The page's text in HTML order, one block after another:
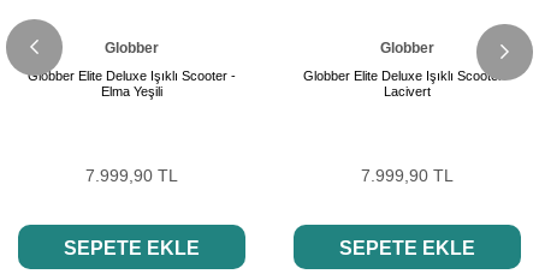
Globber
Globber Elite Deluxe Işıklı Scooter -
Elma Yeşili
7.999,90 TL
SEPETE EKLE
Globber
Globber Elite Deluxe Işıklı Scooter -
Lacivert
7.999,90 TL
SEPETE EKLE